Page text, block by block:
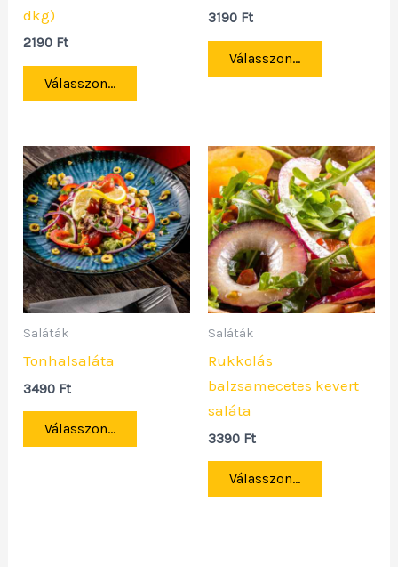
dkg)
2190 Ft
Válasszon...
3190 Ft
Válasszon...
Saláták
Tonhalsaláta
3490 Ft
Válasszon...
Saláták
Rukkolás
balzsamecetes kevert
saláta
3390 Ft
Válasszon...